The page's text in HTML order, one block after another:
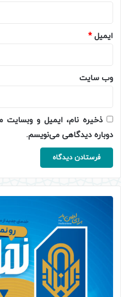
ایمیل*
وب‌ سایت
ذخیره نام، ایمیل و وبسایت
دوباره دیدگاهی می‌نویسم.